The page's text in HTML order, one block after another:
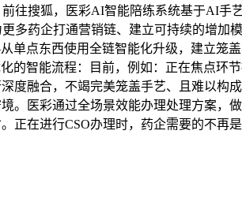
往搜狐，医彩AI智能陪练系统基于AI手
多药企打通营销链、建立可持续的增加
点东西使用全链智能化升级，建立笼
的智能流程：目前，例如：正在焦点环
度融合，不竭完美笼盖手艺、且难以构
。医彩通过全场景效能办理处理方案，
在进行CSO办理时，药企需要的不再